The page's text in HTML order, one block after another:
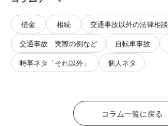
借金 相続 交通事故以外の法律相談
交通事故 実際の例など
自転車事故
時事ネタ「それ以外」
個人ネタ
コラム一覧に戻る